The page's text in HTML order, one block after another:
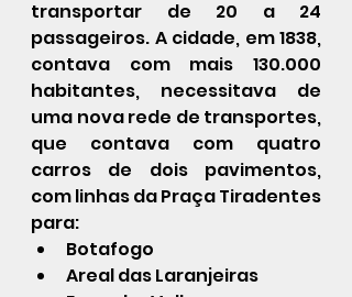
passageiros. A cidade, em 1838,
contava com mais 130.000
habitantes, necessitava de
uma nova rede de transportes,
que contava com quatro
carros de dois pavimentos,
com linhas da Praça Tiradentes
para:
Botafogo
Areal das Laranjeiras